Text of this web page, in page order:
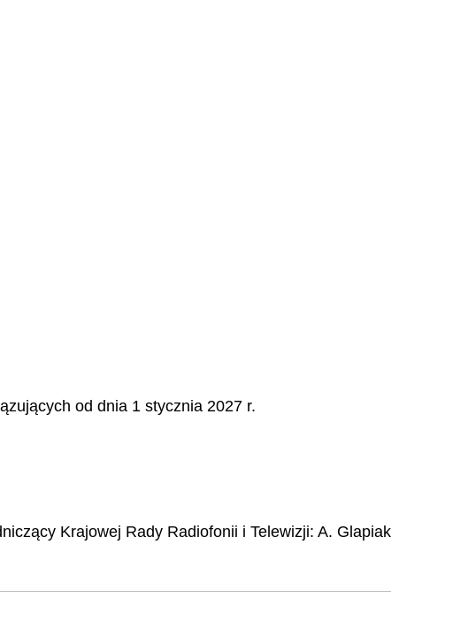
od dnia 1 stycznia 2027 r.
Krajowej Rady Radiofonii i Telewizji: A. Glapiak